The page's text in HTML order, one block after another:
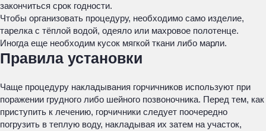
закончиться срок годности.
Чтобы организовать процедуру, необходимо само изделие,
тарелка с тёплой водой, одеяло или махровое полотенце.
Иногда еще необходим кусок мягкой ткани либо марли.
Правила установки
Чаще процедуру накладывания горчичников используют при
поражении грудного либо шейного позвоночника. Перед тем, как
приступить к лечению, горчичники следует поочередно
погрузить в теплую воду, накладывая их затем на участок,